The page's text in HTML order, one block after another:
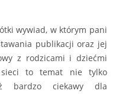
wywiad, w którym pani
publikacji oraz jej
z rodzicami i dziećmi
sieci to temat nie tylko
bardzo ciekawy dla